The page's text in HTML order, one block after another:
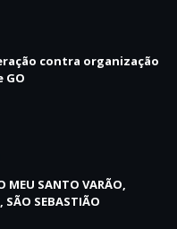
contra organização
GO
MEU SANTO VARÃO,
SÃO SEBASTIÃO